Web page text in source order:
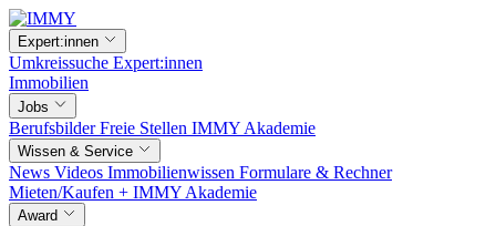
Expert:innen
Umkreissuche Expert:innen
Immobilien
Jobs
BerufsbilderFreie Stellen IMMY Akademie
Wissen & Service
News Videos Immobilienwissen Formulare & Rechner
Mieten/Kaufen + IMMY Akademie
Award